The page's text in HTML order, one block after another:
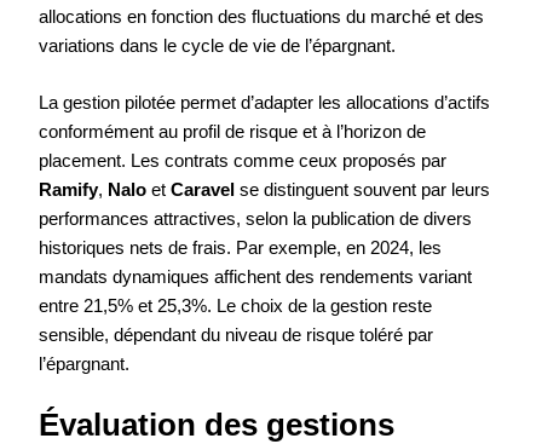
allocations en fonction des fluctuations du marché et des
variations dans le cycle de vie de l’épargnant.
La gestion pilotée permet d’adapter les allocations d’actifs
conformément au profil de risque et à l’horizon de
placement. Les contrats comme ceux proposés par
Ramify, Nalo et Caravel se distinguent souvent par leurs
performances attractives, selon la publication de divers
historiques nets de frais. Par exemple, en 2024, les
mandats dynamiques affichent des rendements variant
entre 21,5% et 25,3%. Le choix de la gestion reste
sensible, dépendant du niveau de risque toléré par
l’épargnant.
Évaluation des gestions